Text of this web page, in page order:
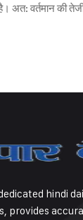
अत: वर्तमान की
hindi
provides